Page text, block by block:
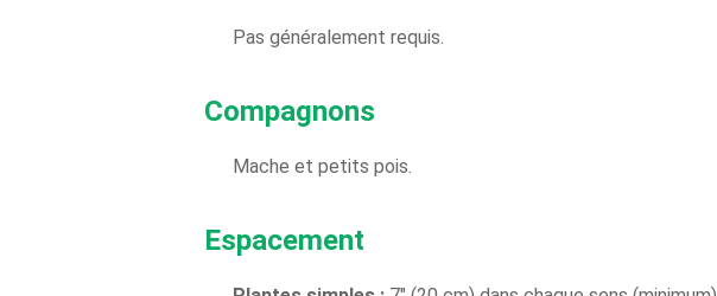
Pas généralement requis.
Compagnons
Mache et petits pois.
Espacement